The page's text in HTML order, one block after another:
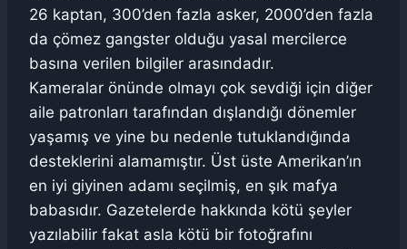
26 kaptan, 300’den fazla asker, 2000’den fazla
da çömez gangster olduğu yasal mercilerce
basına verilen bilgiler arasındadır.
Kameralar önünde olmayı çok sevdiği için diğer
aile patronları tarafından dışlandığı dönemler
yaşamış ve yine bu nedenle tutuklandığında
desteklerini alamamıştır. Üst üste Amerikan’ın
en iyi giyinen adamı seçilmiş, en şık mafya
babasıdır. Gazetelerde hakkında kötü şeyler
yazılabilir fakat asla kötü bir fotoğrafını